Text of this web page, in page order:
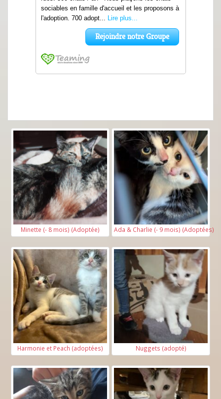
Minette (- 8 mois) (Adoptée) Ada & Charlie (- 9 mois) (Adoptées)
Harmonie et Peach (adoptées) Nuggets (adopté)